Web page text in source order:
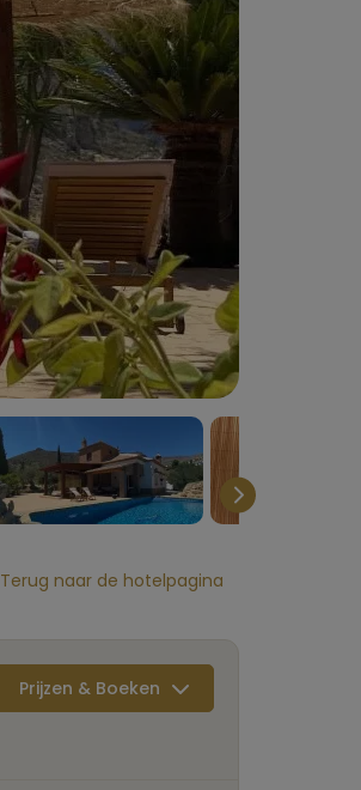
Terug naar de hotelpagina
Prijzen & Boeken